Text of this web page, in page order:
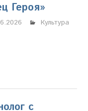
Героя»
Марина
Культура
с